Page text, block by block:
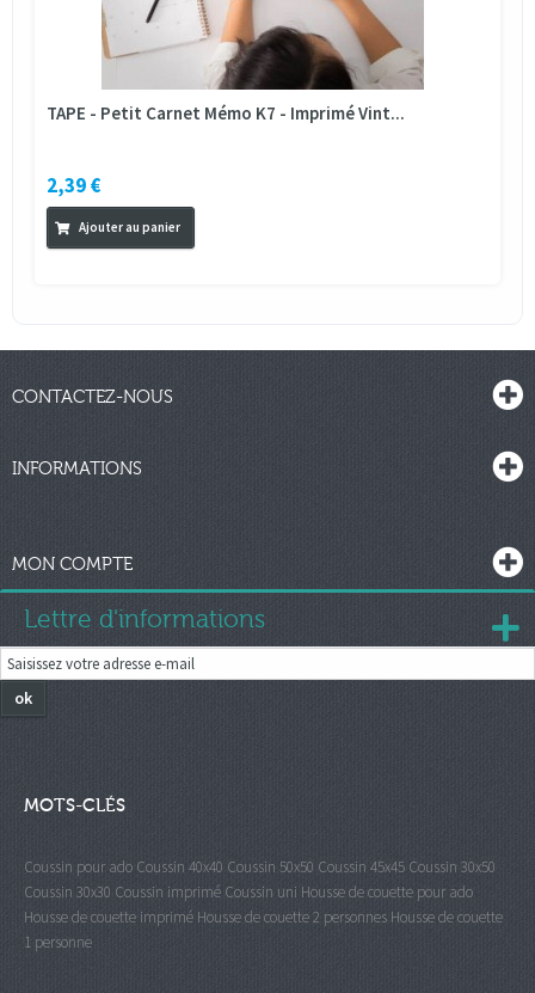
TAPE - Petit Carnet Mémo K7 - Imprimé Vint...
2,39 €
Ajouter au panier
CONTACTEZ-NOUS
INFORMATIONS
MON COMPTE
Lettre d'informations
ok
MOTS-CLÉS
Coussin pour ado Coussin 40x40 Coussin 50x50 Coussin 45x45Coussin 30x50
Coussin 30x30 Coussin imprimé Coussin uni Housse de couette pour ado
Housse de couette imprimé Housse de couette 2 personnes Housse de couette
1 personne